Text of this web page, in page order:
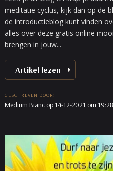
meditatie cyclus, kijk dan op de
de introductieblog kunt vinden
alles over deze gratis online
brengen in jouw...
Artikel lezen
GESCHREVEN DOOR:
Medium Bianc op 14-12-2021 om 19:28